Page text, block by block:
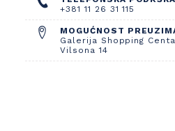
+381 11 26 31 115
MOGUĆNOST
Galerija Shopping
Vilsona 14